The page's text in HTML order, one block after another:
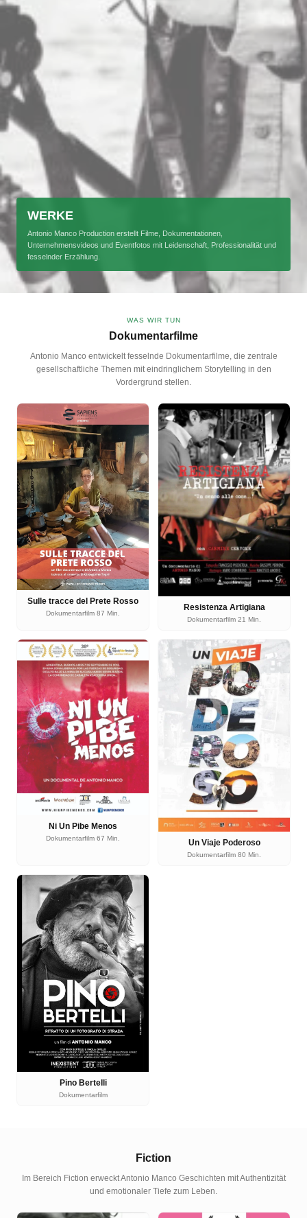
WERKE
Antonio Manco Production erstellt Filme, Dokumentationen,
Unternehmensvideos und Eventfotos mit Leidenschaft, Professionalität und
fesselnder Erzählung.
WAS WIR TUN
Dokumentarfilme
Antonio Manco entwickelt fesselnde Dokumentarfilme, die zentrale
gesellschaftliche Themen mit eindringlichem Storytelling in den
Vordergrund stellen.
Sulle tracce del Prete Rosso
Dokumentarfilm 87 Min.
Resistenza Artigiana
Dokumentarfilm 21 Min.
Ni Un Pibe Menos
Dokumentarfilm 67 Min. Un Viaje Poderoso
Dokumentarfilm 80 Min.
Pino Bertelli
Dokumentarfilm
Fiction
Im Bereich Fiction erweckt Antonio Manco Geschichten mit Authentizität
und emotionaler Tiefe zum Leben.